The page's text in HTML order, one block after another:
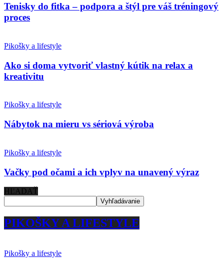
Tenisky do fitka – podpora a štýl pre váš tréningový
proces
Pikošky a lifestyle
Ako si doma vytvoriť vlastný kútik na relax a
kreativitu
Pikošky a lifestyle
Nábytok na mieru vs sériová výroba
Pikošky a lifestyle
Vačky pod očami a ich vplyv na unavený výraz
HĽADAŤ
PIKOŠKY A LIFESTYLE
Pikošky a lifestyle